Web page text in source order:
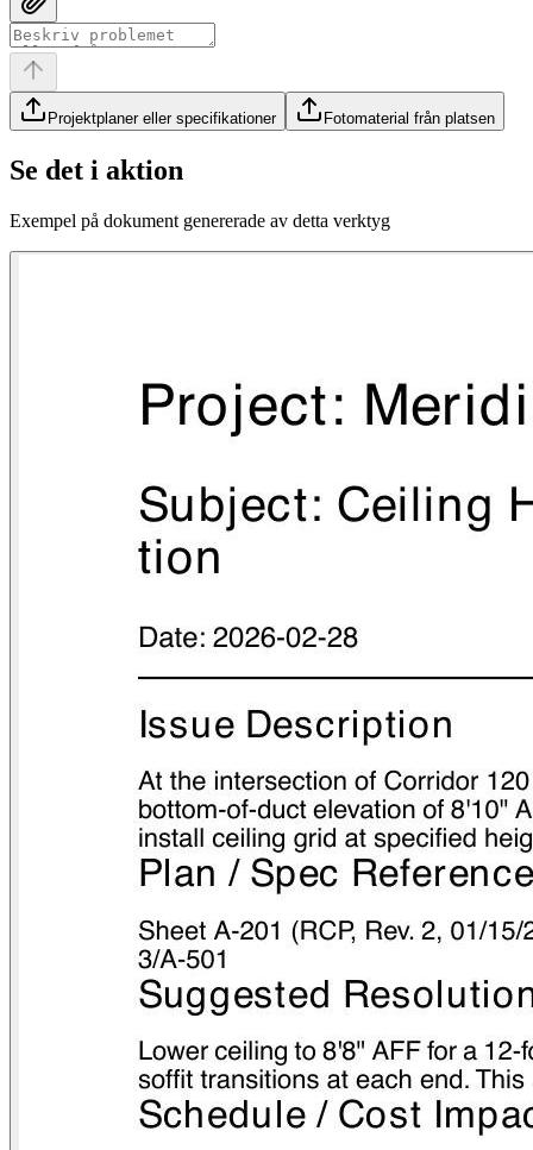
Projektplaner eller specifikationer Fotomaterial från platsen
Se det i aktion
Exempel på dokument genererade av detta verktyg